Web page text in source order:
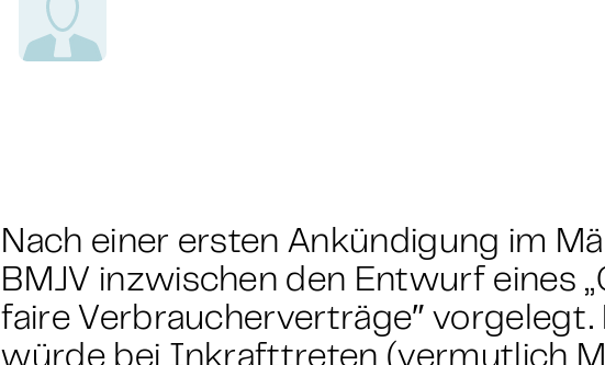
Nach einer ersten Ankündigung im
BMJV inzwischen den Entwurf eines
faire Verbraucherverträge″ vorgelegt.
würde bei Inkrafttreten (vermutlich